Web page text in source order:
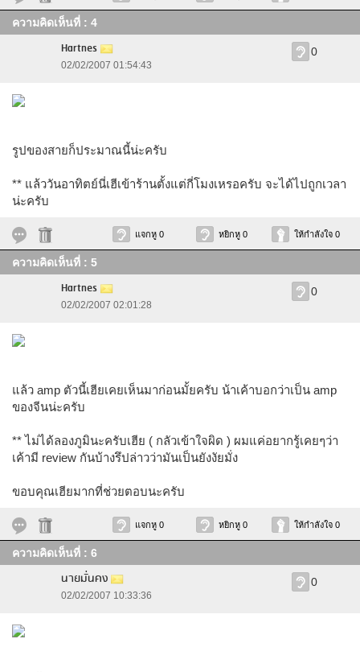
ความคิดเห็นที่ : 4
Hartnes
02/02/2007 01:54:43
0
รูปของสายก็ประมาณนี้น่ะครับ
** แล้ววันอาทิตย์นี่เฮีเข้าร้านตั้งแต่กี่โมงเหรอครับ จะได้ไปถูกเวลา
น่ะครับ
แจกหู 0 หยิกหู 0 ให้กำลังใจ 0
ความคิดเห็นที่ : 5
Hartnes
02/02/2007 02:01:28
0
แล้ว amp ตัวนี้เฮียเคยเห็นมาก่อนมั้ยครับ น้าเค้าบอกว่าเป็น amp
ของจีนน่ะครับ
** ไม่ได้ลองภูมินะครับเฮีย ( กลัวเข้าใจผิด ) ผมแค่อยากรู้เคยๆว่า
เค้ามี review กันบ้างรึปล่าวว่ามันเป็นยังงัยมั่ง
ขอบคุณเฮียมากที่ช่วยตอบนะครับ
แจกหู 0 หยิกหู 0 ให้กำลังใจ 0
ความคิดเห็นที่ : 6
นายมั่นคง
02/02/2007 10:33:36
0